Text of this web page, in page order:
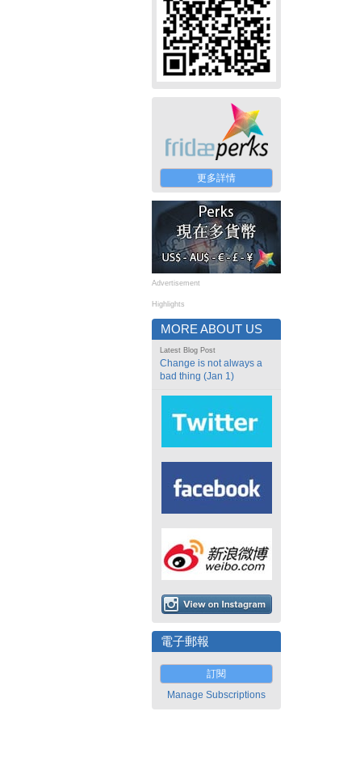
更多詳情
Advertisement
Highlights
MORE ABOUT US
Latest Blog Post
Change is not always a
bad thing (Jan 1)
電子郵報
訂閱
Manage Subscriptions